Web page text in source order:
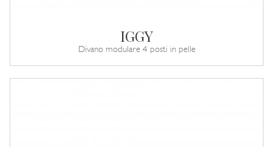
IGGY
Divano modulare 4 posti in pelle